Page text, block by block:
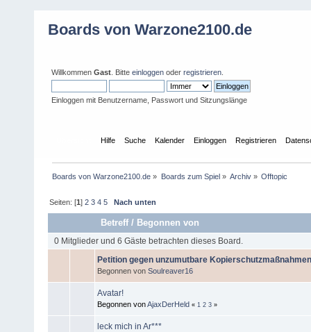
Boards von Warzone2100.de
Willkommen Gast . Bitte einloggen oder registrieren
Einloggen mit Benutzername, Passwort und Sitzungslänge
Hilfe Suche Kalender Einloggen Registrieren
Boards von Warzone2100.de » Boards zum Spiel» Archiv» Offtopic
Seiten: [1]2 3 4 5 Nach unten
Betreff/ Begonnen von
0 Mitglieder und 6 Gäste betrachten dieses Board.
Petition gegen unzumutbare
Begonnen von Soulreaver16
Avatar!
Begonnen vonAjaxDerHeld « 1 2 3 »
leck mich in Ar***